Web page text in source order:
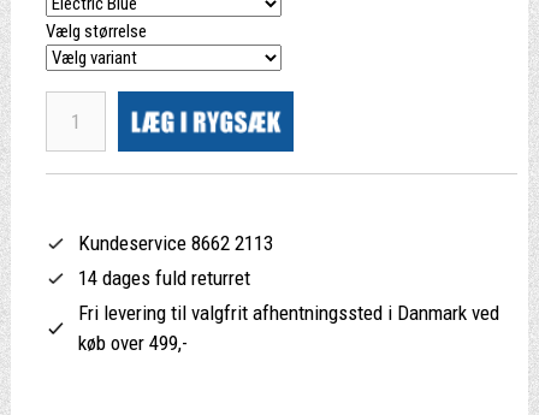
Vælg størrelse
Kundeservice 8662 2113
14 dages fuld returret
Fri levering til valgfrit afhentningssted i Danmark ved
køb over 499,-